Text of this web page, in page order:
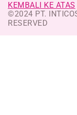
KEMBALI KE ATAS
©2024 PT.
RESERVED